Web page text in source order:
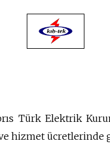
Türk Elektrik
hizmet ücretlerinde